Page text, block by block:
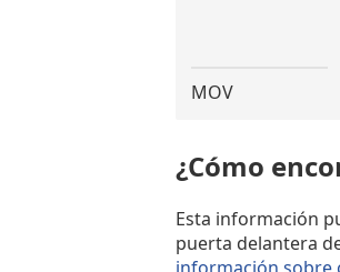
MOV
¿Cómo
Esta información
puerta delantera